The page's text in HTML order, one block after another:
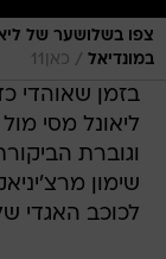
במונדיאל / כאן11
בזמן שאוהדי
ליאונל מסי
שימון
לכוכב האגדי